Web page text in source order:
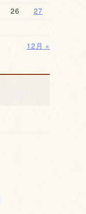
26
27
12月 »